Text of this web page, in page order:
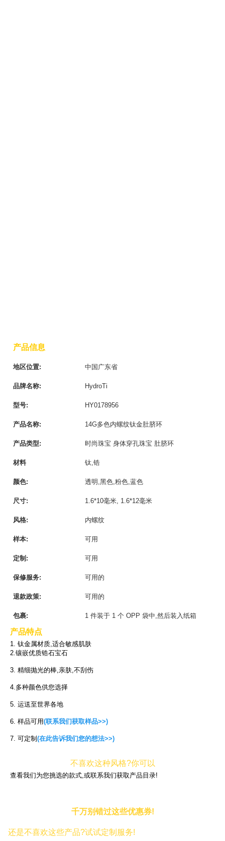
产品信息
地区位置: 中国广东省
品牌名称: HydroTi
型号: HY0178956
产品名称: 14G多色内螺纹钛金肚脐环
产品类型: 时尚珠宝 身体穿孔珠宝 肚脐环
材料 钛,锆
颜色: 透明,黑色,粉色,蓝色
尺寸: 1.6*10毫米, 1.6*12毫米
风格: 内螺纹
样本: 可用
定制: 可用
保修服务: 可用的
退款政策: 可用的
包裹: 1 件装于 1 个 OPP 袋中,然后装入纸箱
产品特点
1. 钛金属材质,适合敏感肌肤
2.镶嵌优质锆石宝石
3. 精细抛光的棒,亲肤,不刮伤
4.多种颜色供您选择
5. 运送至世界各地
6. 样品可用(联系我们获取样品>>)
7. 可定制(在此告诉我们您的想法>>)
不喜欢这种风格?你可以
查看我们为您挑选的款式,或联系我们获取产品目录!
千万别错过这些优惠券!
还是不喜欢这些产品?试试定制服务!